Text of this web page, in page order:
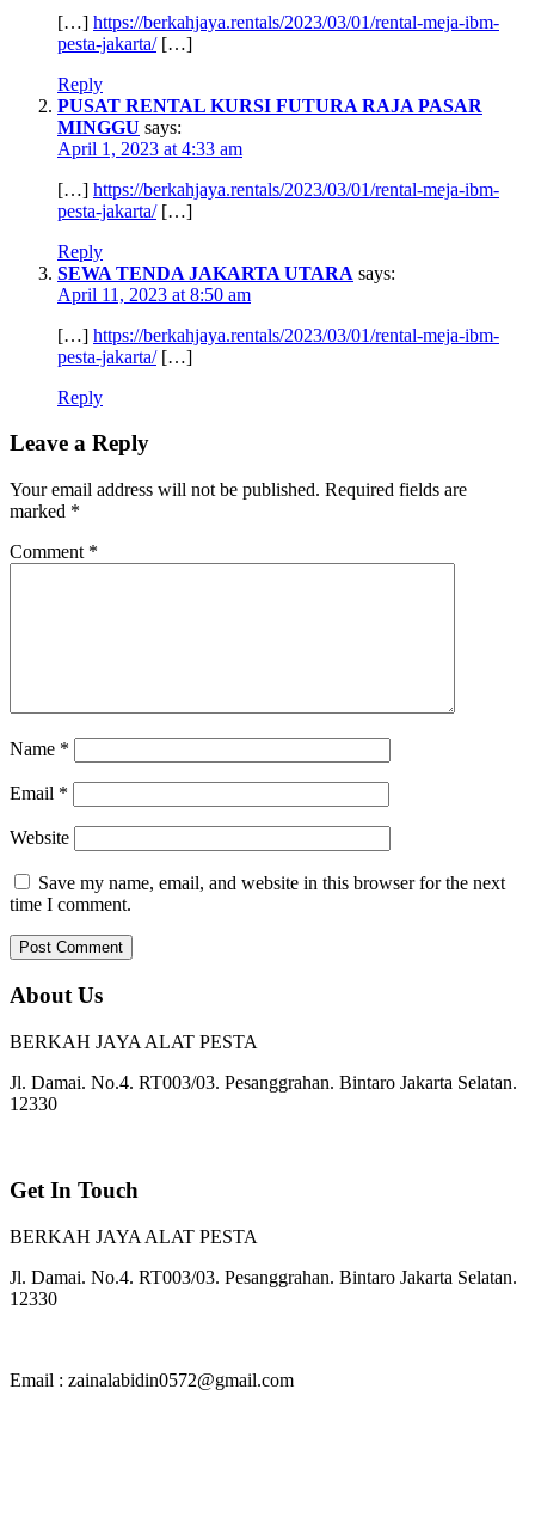
[…] https://berkahjaya.rentals/2023/03/01/rental-meja-ibm-
pesta-jakarta/[…]
Reply
PUSAT RENTAL KURSI FUTURA RAJA PASAR
MINGGU says:
April 1, 2023 at 4:33 am
[…] https://berkahjaya.rentals/2023/03/01/rental-meja-ibm-
pesta-jakarta/[…]
Reply
SEWA TENDA JAKARTA UTARA says:
April 11, 2023 at 8:50 am
[…] https://berkahjaya.rentals/2023/03/01/rental-meja-ibm-
pesta-jakarta/[…]
Reply
Leave a Reply
Your email address will not be published. Required fields are
marked *
Comment *
Name *
Email *
Website
Save my name, email, and website in this browser for the next
time I comment.
About Us
BERKAH JAYA ALAT PESTA
Jl. Damai. No.4. RT003/03. Pesanggrahan. Bintaro Jakarta Selatan.
12330
Get In Touch
BERKAH JAYA ALAT PESTA
Jl. Damai. No.4. RT003/03. Pesanggrahan. Bintaro Jakarta Selatan.
12330
Email : zainalabidin0572@gmail.com